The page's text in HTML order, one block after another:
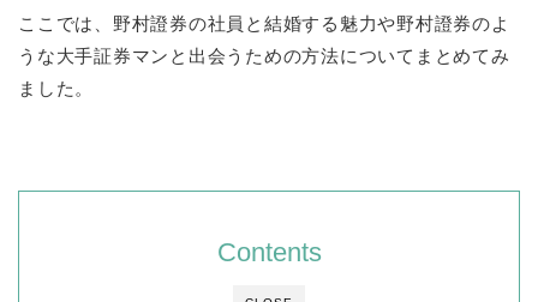
ここでは、野村證券の社員と結婚する魅力や野村證券のよ
うな大手証券マンと出会うための方法についてまとめてみ
ました。
Contents